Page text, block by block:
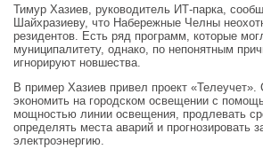
Тимур Хазиев, руководитель ИТ-парка,
Шайхразиеву, что Набережные Челны
резидентов. Есть ряд программ, которые
муниципалитету, однако, по непонятным
игнорируют новшества.
В пример Хазиев привел проект «Телеучет».
экономить на городском освещении с
мощностью линии освещения, продлевать
определять места аварий и прогнозировать
электроэнергию.